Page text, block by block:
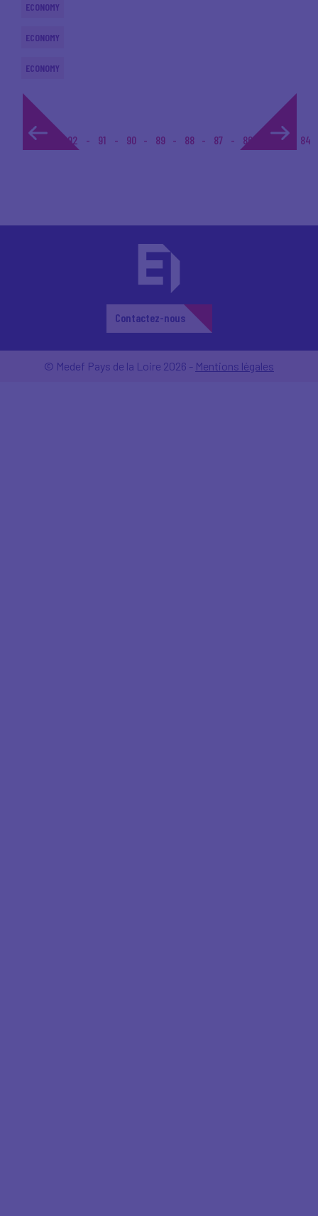
ECONOMY
ECONOMY
ECONOMY
1... 92 91 90 89 88 87 86 85 84
Contactez-nous
© Medef Pays de la Loire 2026 - Mentions légales